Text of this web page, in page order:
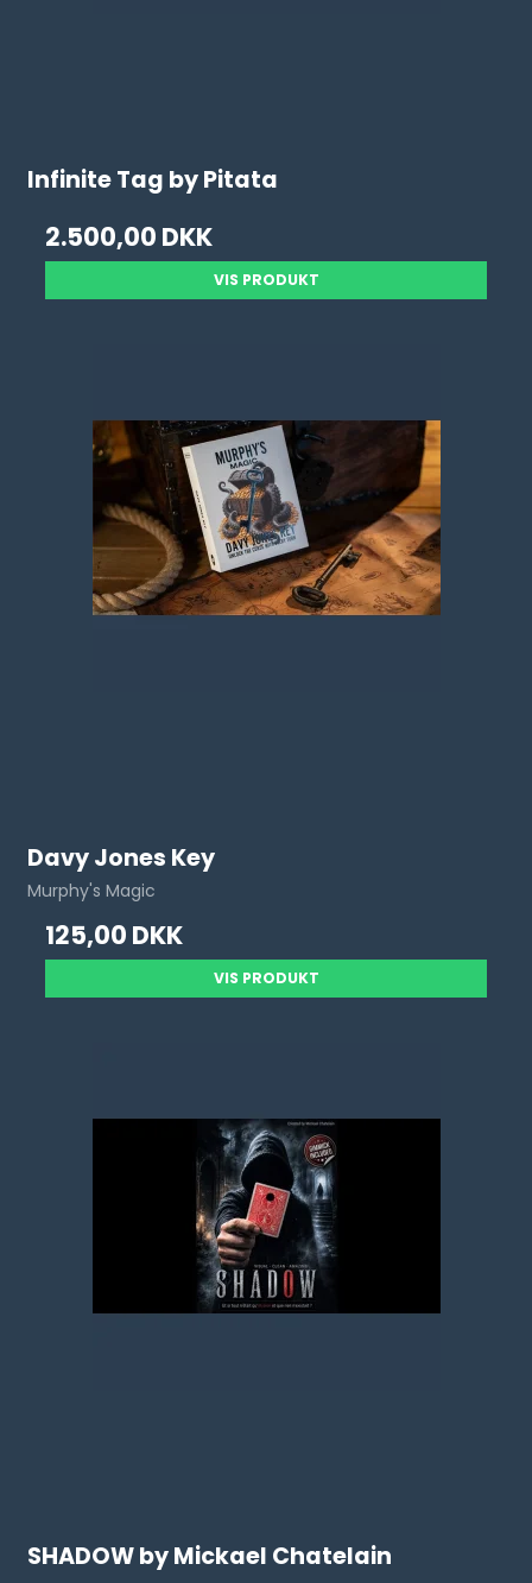
Infinite Tag by Pitata
2.500,00 DKK
VIS PRODUKT
Davy Jones Key
Murphy's Magic
125,00 DKK
VIS PRODUKT
SHADOW by Mickael Chatelain